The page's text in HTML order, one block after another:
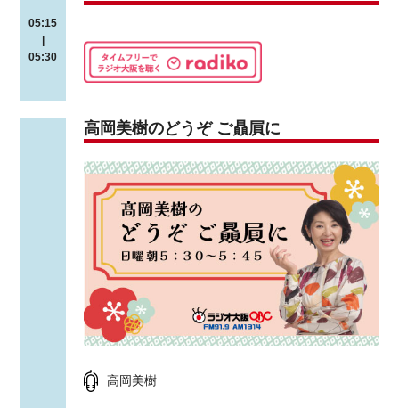
05:15
|
05:30
高岡美樹のどうぞ ご贔屓に
高岡美樹